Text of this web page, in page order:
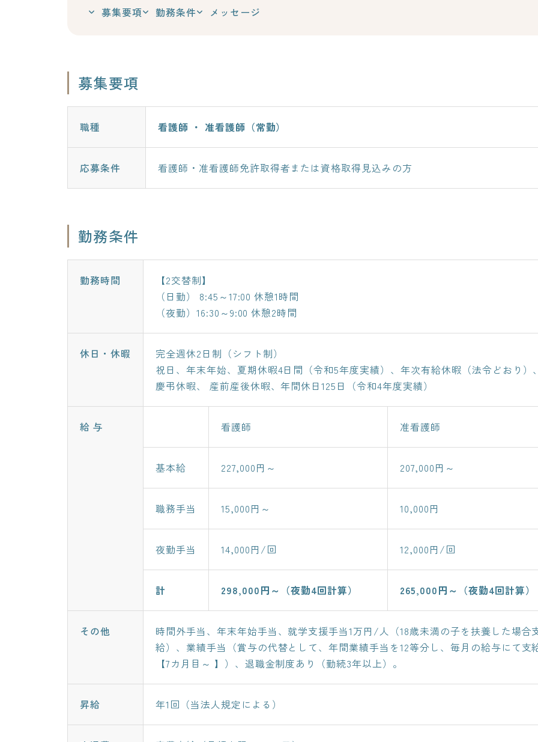
募集要項 勤務条件 メッセージ
募集要項
職種 看護師 ・ 准看護師（常勤）
応募条件 看護師・准看護師免許取得者または資格取得見込みの方
勤務条件
勤務時間
【2交替制】
（日勤） 8:45～17:00 休憩1時間
（夜勤）16:30～9:00 休憩2時間
休日・休暇
完全週休2日制（シフト制）
祝日、年末年始、夏期休暇4日間（令和5年度実績）、年次有給休暇（法令どおり）
慶弔休暇、 産前産後休暇、年間休日125日（令和4年度実績）
給 与 看護師 准看護師
基本給 227,000円～ 207,000円～
職務手当 15,000円～ 10,000円
夜勤手当 14,000円/回 12,000円/回
計 298,000円～（夜勤4回計算） 265,000円～（夜勤4回計算）
その他
時間外手当、年末年始手当、就学支援手当1万円/人（18歳未満の子を扶養した場合
給）、業績手当（賞与の代替として、年間業績手当を12等分し、毎月の給与にて支
【7カ月目～ 】）、退職金制度あり（勤続3年以上）。
昇給 年1回（当法人規定による）